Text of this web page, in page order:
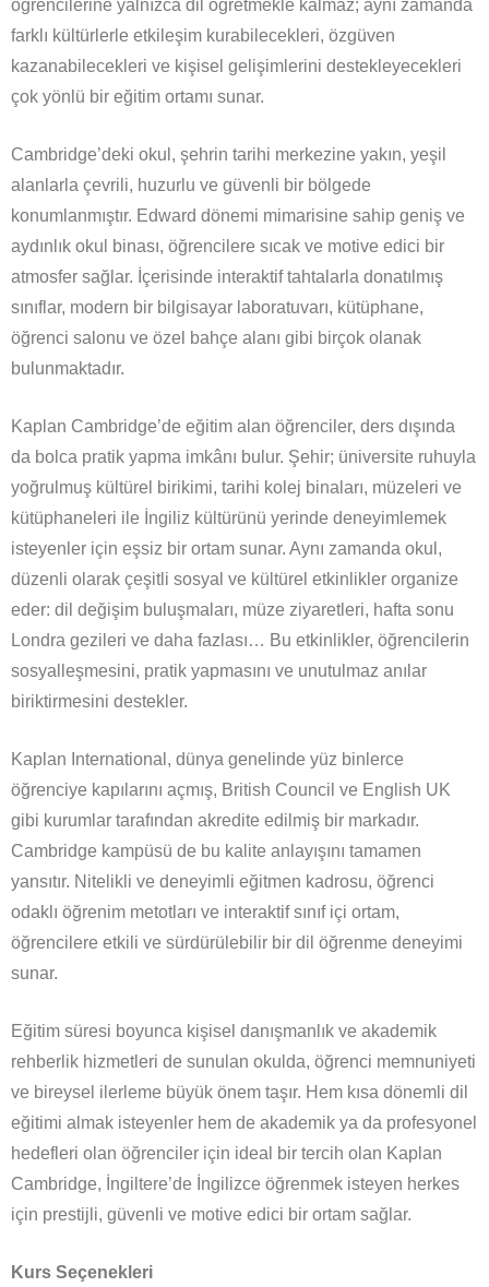
öğrencilerine yalnızca dil öğretmekle kalmaz; aynı zamanda
farklı kültürlerle etkileşim kurabilecekleri, özgüven
kazanabilecekleri ve kişisel gelişimlerini destekleyecekleri
çok yönlü bir eğitim ortamı sunar.
Cambridge’deki okul, şehrin tarihi merkezine yakın, yeşil
alanlarla çevrili, huzurlu ve güvenli bir bölgede
konumlanmıştır. Edward dönemi mimarisine sahip geniş ve
aydınlık okul binası, öğrencilere sıcak ve motive edici bir
atmosfer sağlar. İçerisinde interaktif tahtalarla donatılmış
sınıflar, modern bir bilgisayar laboratuvarı, kütüphane,
öğrenci salonu ve özel bahçe alanı gibi birçok olanak
bulunmaktadır.
Kaplan Cambridge’de eğitim alan öğrenciler, ders dışında
da bolca pratik yapma imkânı bulur. Şehir; üniversite ruhuyla
yoğrulmuş kültürel birikimi, tarihi kolej binaları, müzeleri ve
kütüphaneleri ile İngiliz kültürünü yerinde deneyimlemek
isteyenler için eşsiz bir ortam sunar. Aynı zamanda okul,
düzenli olarak çeşitli sosyal ve kültürel etkinlikler organize
eder: dil değişim buluşmaları, müze ziyaretleri, hafta sonu
Londra gezileri ve daha fazlası… Bu etkinlikler, öğrencilerin
sosyalleşmesini, pratik yapmasını ve unutulmaz anılar
biriktirmesini destekler.
Kaplan International, dünya genelinde yüz binlerce
öğrenciye kapılarını açmış, British Council ve English UK
gibi kurumlar tarafından akredite edilmiş bir markadır.
Cambridge kampüsü de bu kalite anlayışını tamamen
yansıtır. Nitelikli ve deneyimli eğitmen kadrosu, öğrenci
odaklı öğrenim metotları ve interaktif sınıf içi ortam,
öğrencilere etkili ve sürdürülebilir bir dil öğrenme deneyimi
sunar.
Eğitim süresi boyunca kişisel danışmanlık ve akademik
rehberlik hizmetleri de sunulan okulda, öğrenci memnuniyeti
ve bireysel ilerleme büyük önem taşır. Hem kısa dönemli dil
eğitimi almak isteyenler hem de akademik ya da profesyonel
hedefleri olan öğrenciler için ideal bir tercih olan Kaplan
Cambridge, İngiltere’de İngilizce öğrenmek isteyen herkes
için prestijli, güvenli ve motive edici bir ortam sağlar.
Kurs Seçenekleri